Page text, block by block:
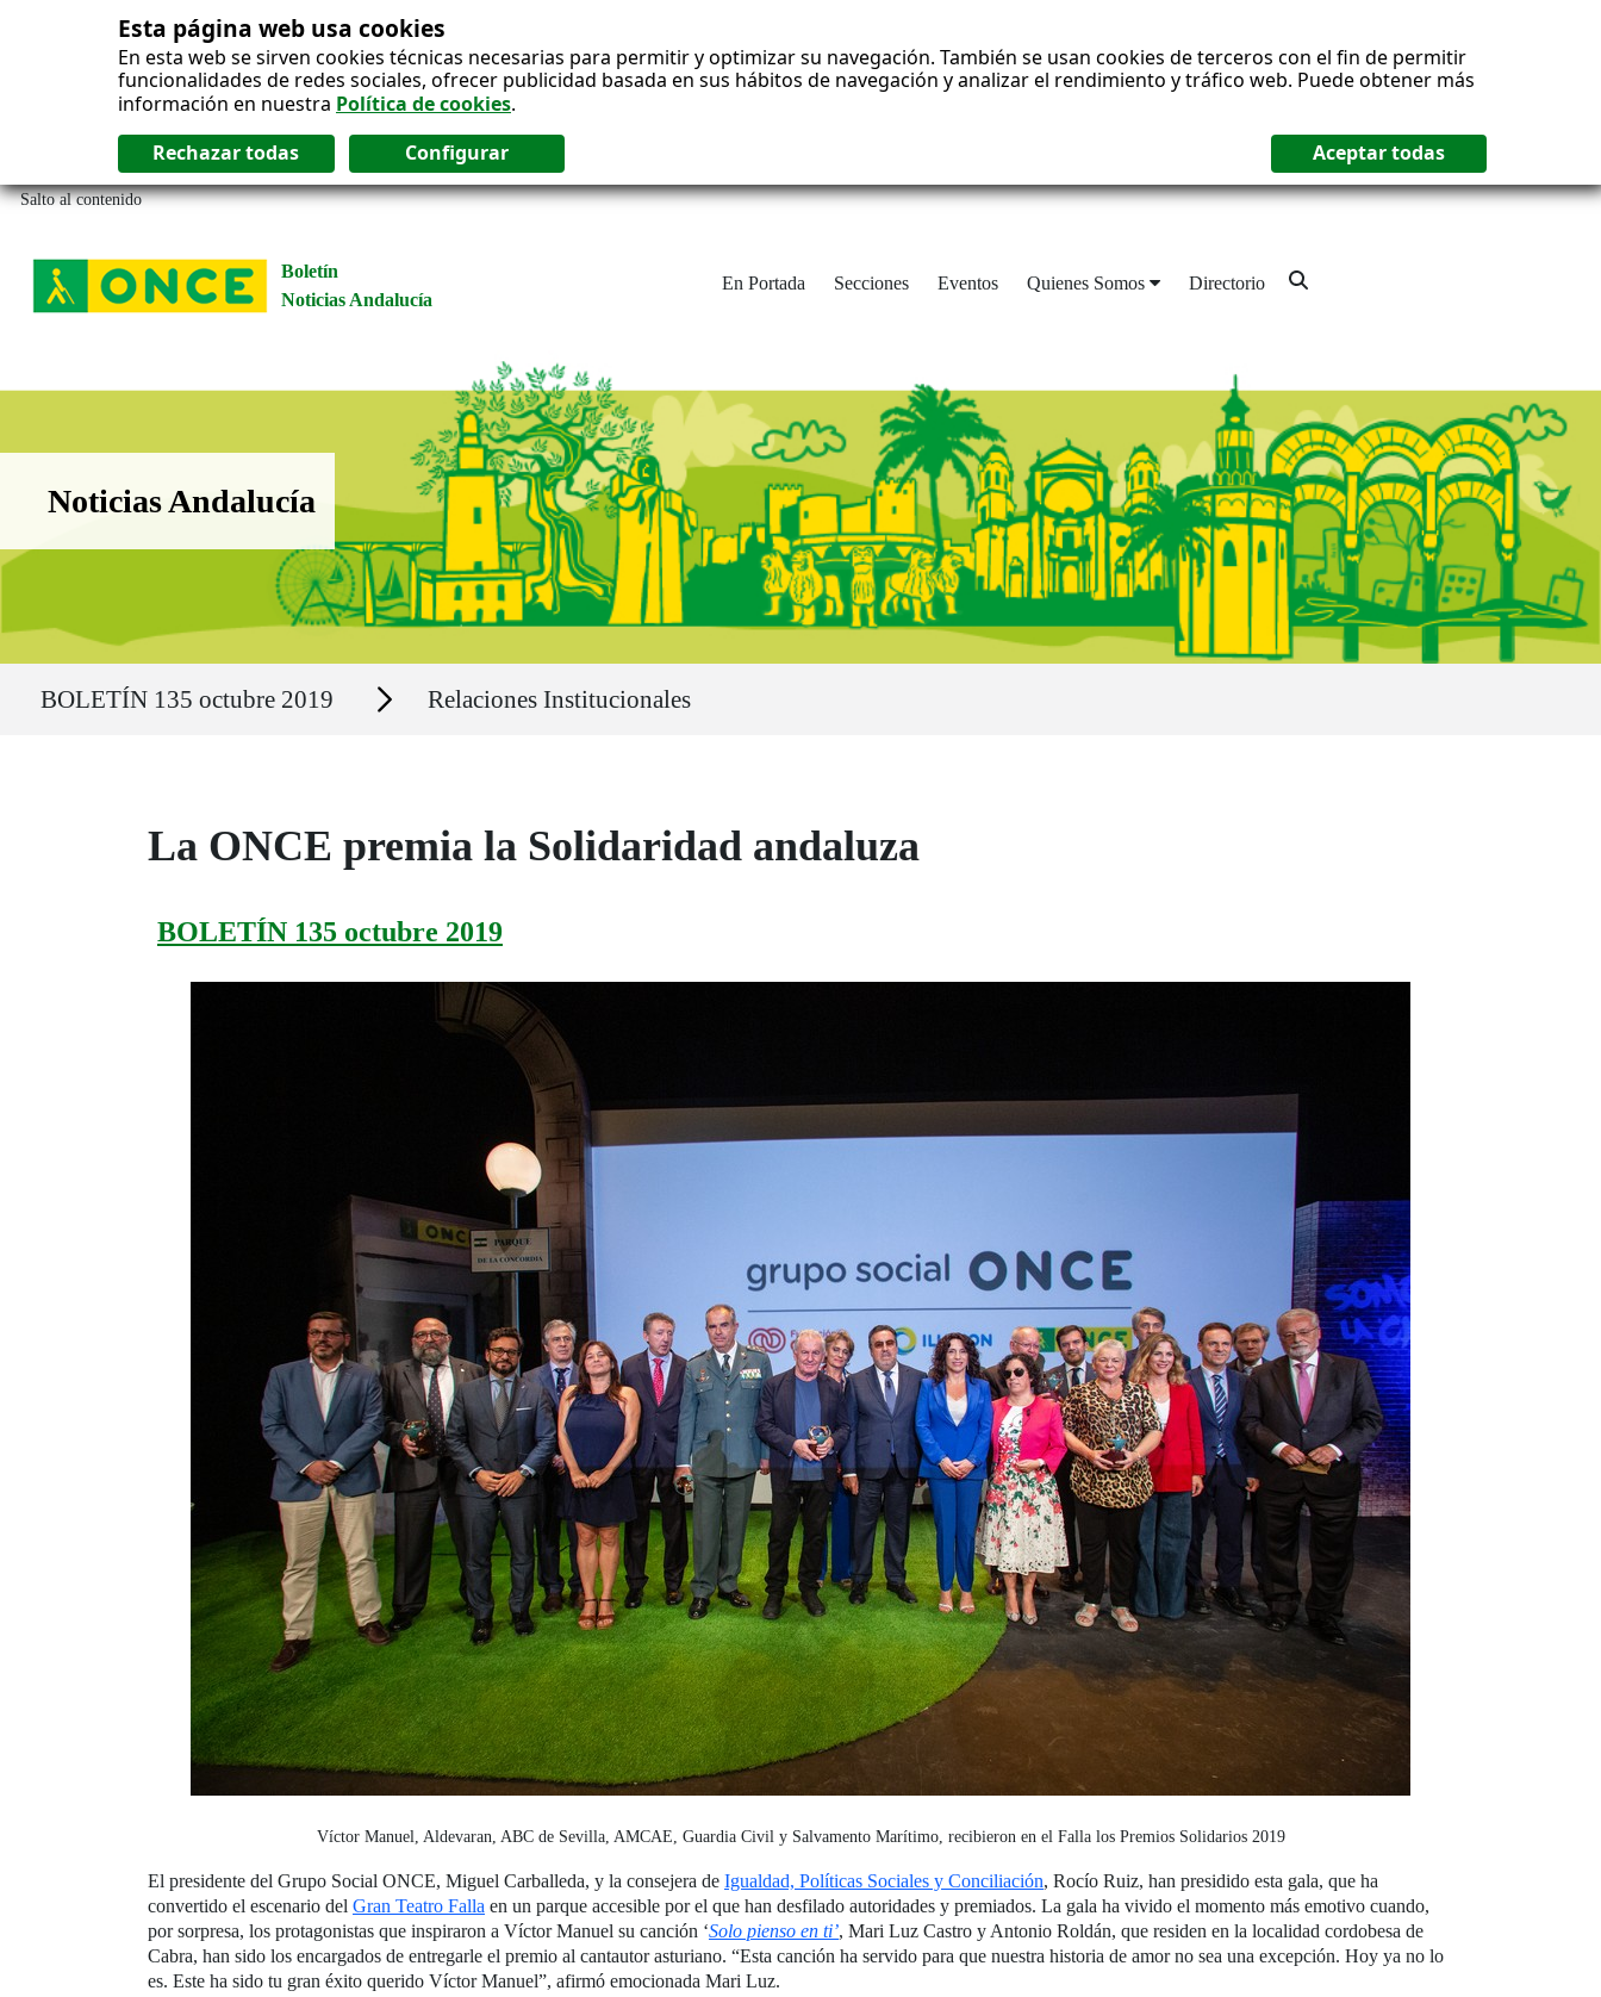
Esta página web usa cookies
En esta web se sirven cookies técnicas necesarias para permitir y optimizar su navegación. También se usan cookies de terceros con el fin de permitir
funcionalidades de redes sociales, ofrecer publicidad basada en sus hábitos de navegación y analizar el rendimiento y tráfico web. Puede obtener más
información en nuestra Política de cookies.
Salto al contenido
Boletín
Noticias Andalucía
En Portada Secciones Eventos Quienes Somos Directorio
Boletín Noticias Andalucía
Noticias Andalucía
BOLETÍN 135 octubre 2019 Secciones Relaciones Institucionales
La ONCE premia la Solidaridad andaluza
BOLETÍN 135 octubre 2019
Víctor Manuel, Aldevaran, ABC de Sevilla, AMCAE, Guardia Civil y Salvamento Marítimo, recibieron en el Falla los Premios Solidarios 2019
El presidente del Grupo Social ONCE, Miguel Carballeda, y la consejera de Igualdad, Políticas Sociales y Conciliación, Rocío Ruiz, han presidido esta gala, que ha
convertido el escenario del Gran Teatro Falla en un parque accesible por el que han desfilado autoridades y premiados. La gala ha vivido el momento más emotivo cuando,
por sorpresa, los protagonistas que inspiraron a Víctor Manuel su canción ‘Solo pienso en ti’, Mari Luz Castro y Antonio Roldán, que residen en la localidad cordobesa de
Cabra, han sido los encargados de entregarle el premio al cantautor asturiano. “Esta canción ha servido para que nuestra historia de amor no sea una excepción. Hoy ya no lo
es. Este ha sido tu gran éxito querido Víctor Manuel”, afirmó emocionada Mari Luz.